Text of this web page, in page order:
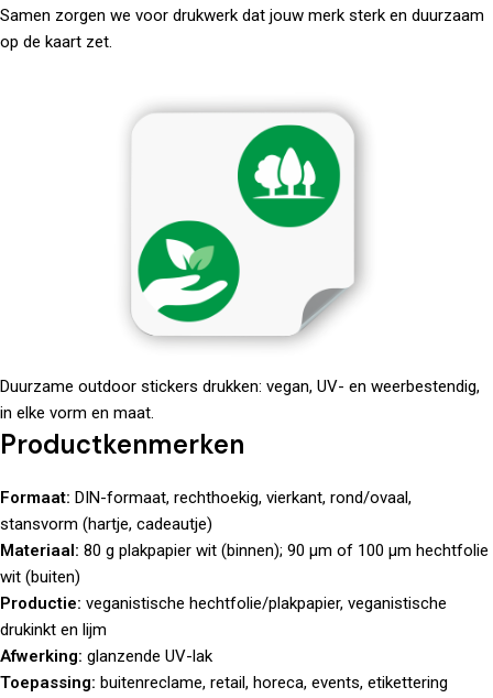
Samen zorgen we voor drukwerk dat jouw merk sterk en duurzaam
op de kaart zet.
Duurzame outdoor stickers drukken: vegan, UV- en weerbestendig,
in elke vorm en maat.
Productkenmerken
Formaat: DIN-formaat, rechthoekig, vierkant, rond/ovaal,
stansvorm (hartje, cadeautje)
Materiaal: 80 g plakpapier wit (binnen); 90 µm of 100 µm hechtfolie
wit (buiten)
Productie: veganistische hechtfolie/plakpapier, veganistische
drukinkt en lijm
Afwerking: glanzende UV-lak
Toepassing: buitenreclame, retail, horeca, events, etikettering